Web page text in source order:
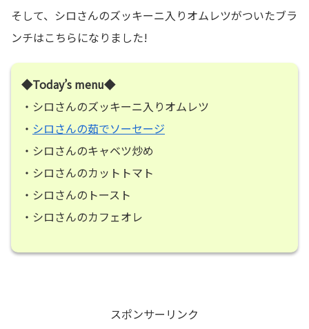
そして、シロさんのズッキーニ入りオムレツがついたブラ
ンチはこちらになりました!
◆Today’s menu◆
・シロさんのズッキーニ入りオムレツ
・ シロさんの茹でソーセージ
・シロさんのキャベツ炒め
・シロさんのカットトマト
・シロさんのトースト
・シロさんのカフェオレ
スポンサーリンク